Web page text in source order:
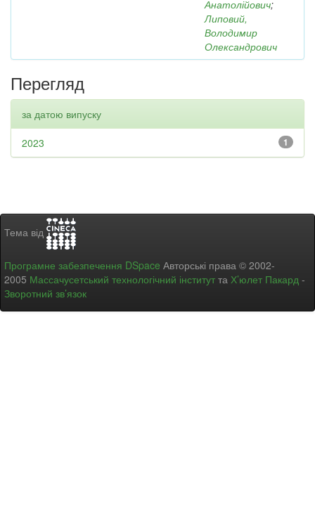
Анатолійович;
Липовий,
Володимир
Олександрович
Перегляд
за датою випуску
1
2023
Тема від
Програмне забезпечення DSpace Авторські права © 2002-
2005 Массачусетський технологічний інститут та Х’юлет Пакард -
Зворотний зв’язок